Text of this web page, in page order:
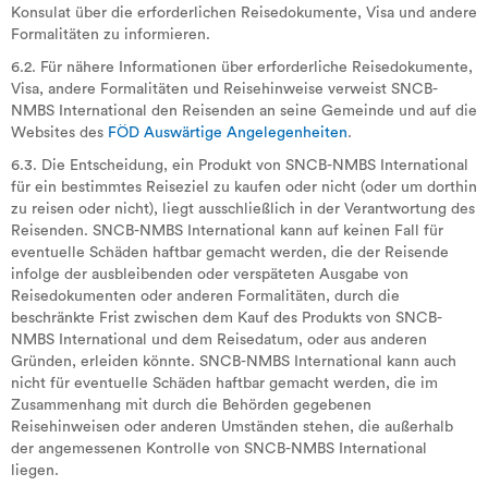
Konsulat über die erforderlichen Reisedokumente, Visa und andere
Formalitäten zu informieren.
6.2. Für nähere Informationen über erforderliche Reisedokumente,
Visa, andere Formalitäten und Reisehinweise verweist SNCB-
NMBS International den Reisenden an seine Gemeinde und auf die
Websites des FÖD Auswärtige Angelegenheiten.
6.3. Die Entscheidung, ein Produkt von SNCB-NMBS International
für ein bestimmtes Reiseziel zu kaufen oder nicht (oder um dorthin
zu reisen oder nicht), liegt ausschließlich in der Verantwortung des
Reisenden. SNCB-NMBS International kann auf keinen Fall für
eventuelle Schäden haftbar gemacht werden, die der Reisende
infolge der ausbleibenden oder verspäteten Ausgabe von
Reisedokumenten oder anderen Formalitäten, durch die
beschränkte Frist zwischen dem Kauf des Produkts von SNCB-
NMBS International und dem Reisedatum, oder aus anderen
Gründen, erleiden könnte. SNCB-NMBS International kann auch
nicht für eventuelle Schäden haftbar gemacht werden, die im
Zusammenhang mit durch die Behörden gegebenen
Reisehinweisen oder anderen Umständen stehen, die außerhalb
der angemessenen Kontrolle von SNCB-NMBS International
liegen.